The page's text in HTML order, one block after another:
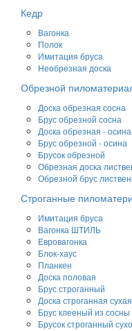
Кедр
Вагонка
Полок
Имитация бруса
Необрезная доска
Обрезной
Доска обрезная сосна
Брус обрезной сосна
Доска обрезная - осина
Брус обрезной - осина
Брусок обрезной
Обрезная доска
Обрезной брус
Строганные
Имитация бруса
Вагонка ШТИЛЬ
Евровагонка
Блок-хаус
Планкен
Доска половая
Брус строганный
Доска строганная сухая
Брус клееный из сосны
Брусок строганный